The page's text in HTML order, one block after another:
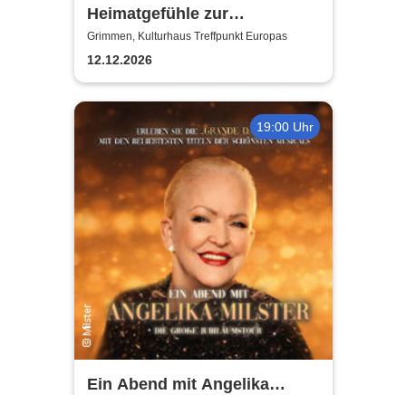
Heimatgefühle zur
Weihnachtszeit 2026 - Das
Konzertprogramm mit Herz
Grimmen, Kulturhaus Treffpunkt Europas
12.12.2026
19:00 Uhr
Ein Abend mit Angelika